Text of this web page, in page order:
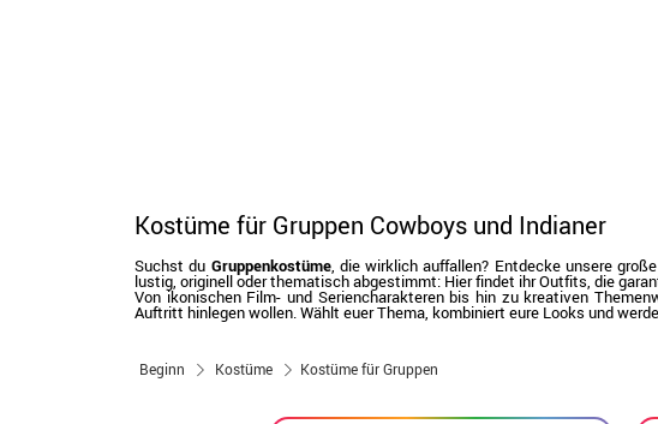
Kostüme für Gruppen Cowboys und Indianer
Suchst du Gruppenkostüme, die wirklich auffallen? Entdecke unsere
lustig, originell oder thematisch abgestimmt: Hier findet ihr Outfits, die
Von ikonischen Film- und Seriencharakteren bis hin zu kreativen
Auftritt hinlegen wollen. Wählt euer Thema, kombiniert eure Looks und
Beginn Kostüme Kostüme für Gruppen